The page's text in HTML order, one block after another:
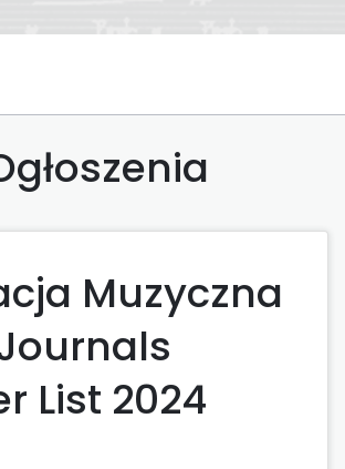
Muzyczna
List 2024